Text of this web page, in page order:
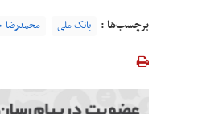
برچسب‌ها : بانک ملی محمدرضا